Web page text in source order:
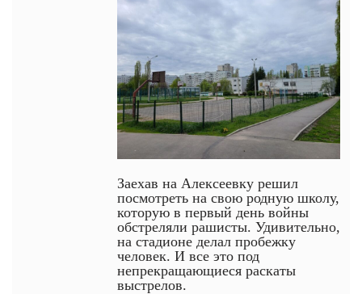
Заехав на Алексеевку решил
посмотреть на свою родную школу,
которую в первый день войны
обстреляли рашисты. Удивительно,
на стадионе делал пробежку
человек. И все это под
непрекращающиеся раскаты
выстрелов.